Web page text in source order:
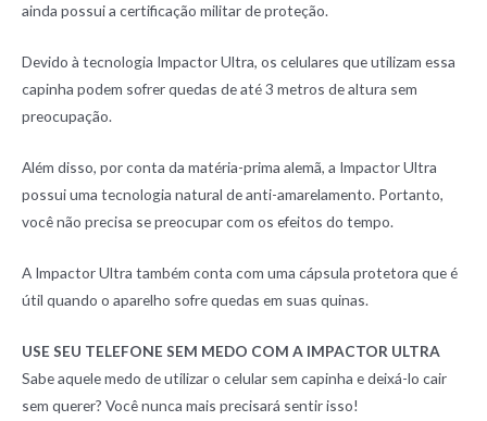
ainda possui a certificação militar de proteção.
Devido à tecnologia Impactor Ultra, os celulares que utilizam essa
capinha podem sofrer quedas de até 3 metros de altura sem
preocupação.
Além disso, por conta da matéria-prima alemã, a Impactor Ultra
possui uma tecnologia natural de anti-amarelamento. Portanto,
você não precisa se preocupar com os efeitos do tempo.
A Impactor Ultra também conta com uma cápsula protetora que é
útil quando o aparelho sofre quedas em suas quinas.
USE SEU TELEFONE SEM MEDO COM A IMPACTOR ULTRA
Sabe aquele medo de utilizar o celular sem capinha e deixá-lo cair
sem querer? Você nunca mais precisará sentir isso!